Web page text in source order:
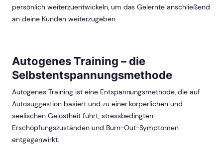
persönlich weiterzuentwickeln, um das Gelernte anschließend
an deine Kunden weiterzugeben.
Autogenes Training – die
Selbstentspannungsmethode
Autogenes Training ist eine Entspannungsmethode, die auf
Autosuggestion basiert und zu einer körperlichen und
seelischen Gelöstheit führt, stressbedingten
Erschöpfungszuständen und Burn-Out-Symptomen
entgegenwirkt.